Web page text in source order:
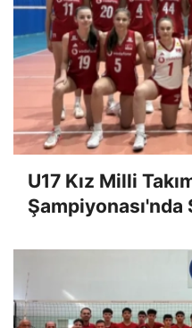
U17 Kız Milli
Şampiyonası'nda